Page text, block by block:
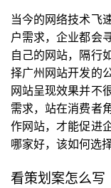
当今的网络技术飞
户需求，企业都会
自己的网站，隔行
择广州网站开发的
网站呈现效果并不
需求，站在消费者
作网站，才能促进
哪家好，该如何选
看策划案怎么写